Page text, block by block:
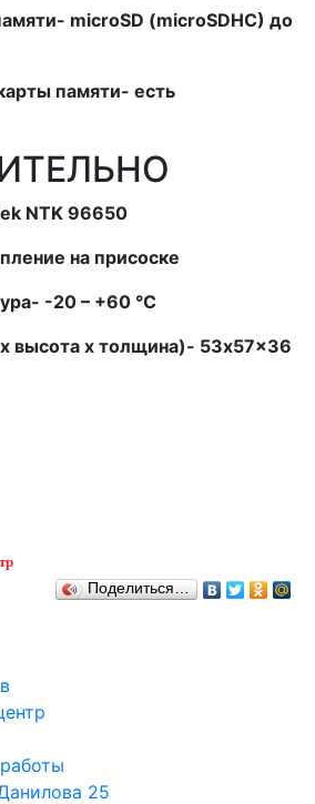
microSD (microSDHC) до
памяти- есть
NTK 96650
на присоске
-20 – +60 °C
высота x толщина)- 53x57x36
Поделиться…
25